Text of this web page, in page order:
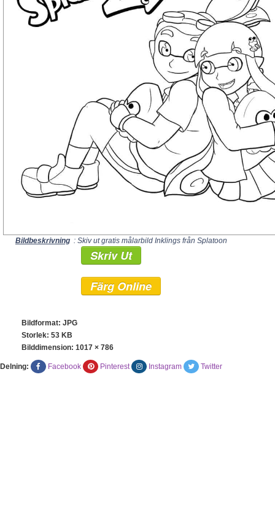
Bildbeskrivning : Skiv ut gratis målarbild Inklings från Splatoon
Skriv Ut
Färg Online
Bildformat: JPG
Storlek: 53 KB
Bilddimension: 1017 × 786
Delning: Facebook Pinterest Instagram Twitter